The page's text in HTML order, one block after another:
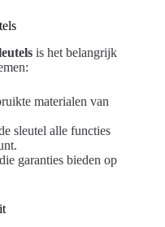
is het belangrijk
materialen van
sleutel alle functies
garanties bieden op